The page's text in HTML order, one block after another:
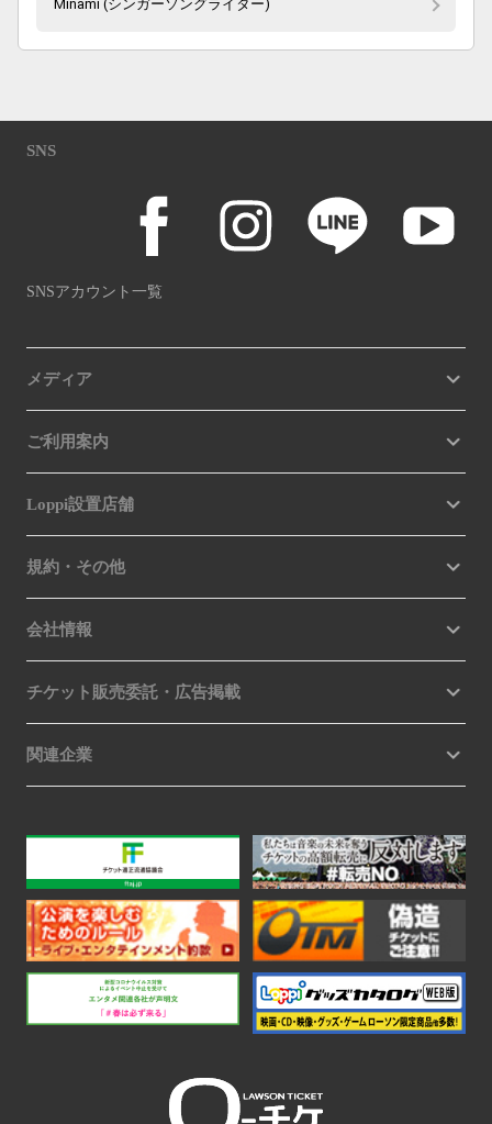
Minami (シンガーソングライター)
SNS
SNSアカウント一覧
メディア
ご利用案内
Loppi設置店舗
規約・その他
会社情報
チケット販売委託・広告掲載
関連企業